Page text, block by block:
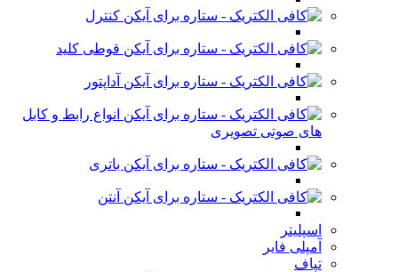
کنترل
قوطی کلید
آداپتور
انواع رابط و کابل
های صوتی تصویری
باتری
آنتن
اسپلیتر
آمپلی فایر
تپاف